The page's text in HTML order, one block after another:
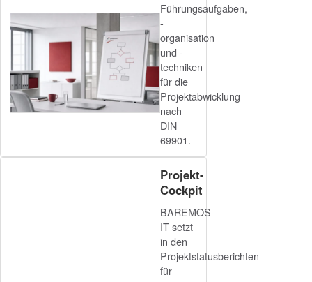
Führungsaufgaben,
-
organisation
und -
techniken
für die
Projektabwicklung
nach
DIN
69901.
Projekt-
Cockpit
BAREMOS
IT setzt
in den
Projektstatusberichten
für